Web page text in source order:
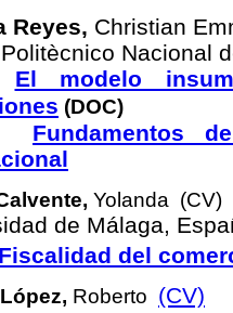
Reyes, Christian
Nacional
El modelo
(DOC)
Fundamentos
Yolanda (CV)
de Málaga,
Fiscalidad del
Roberto (CV)